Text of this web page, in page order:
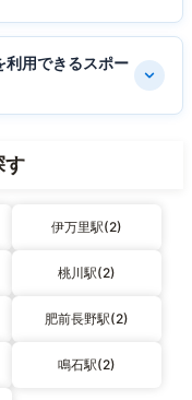
利用できるスポー
す
伊万里駅(2)
桃川駅(2)
肥前長野駅(2)
鳴石駅(2)